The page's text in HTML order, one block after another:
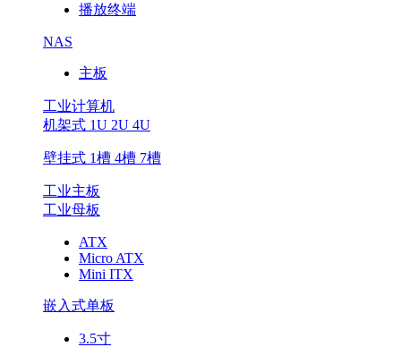
播放终端
NAS
主板
工业计算机
机架式 1U 2U 4U
壁挂式 1槽 4槽 7槽
工业主板
工业母板
ATX
Micro ATX
Mini ITX
嵌入式单板
3.5寸